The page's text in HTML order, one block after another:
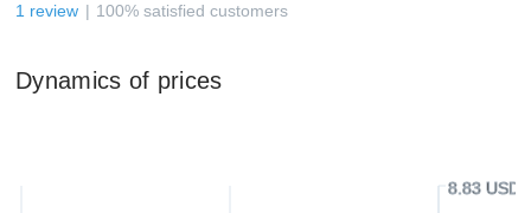
1 review 100% satisfied customers
Dynamics of prices
8.83 USD